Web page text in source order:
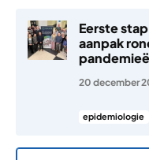
Eerste
aanpak
20 december
epidemiologie